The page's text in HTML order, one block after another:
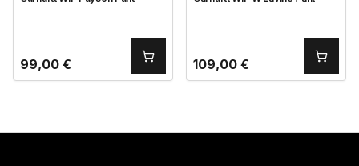
99,00 € 109,00 €